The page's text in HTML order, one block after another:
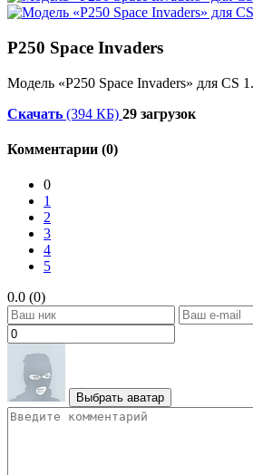
P250 Space Invaders
Модель «P250 Space Invaders» для CS
Скачать (394 КБ) 29 загрузок
Комментарии (0)
0
1
2
3
4
5
0.0 (0)
Выбрать аватар